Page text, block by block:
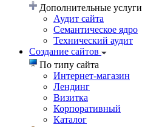
Дополнительные услуги
Аудит сайта
Семантическое ядро
Технический аудит
Создание сайтов
По типу сайта
Интернет-магазин
Лендинг
Визитка
Корпоративный
Каталог